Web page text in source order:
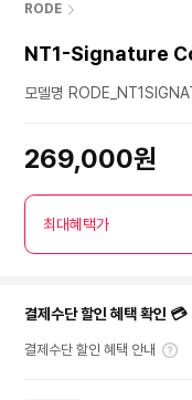
RODE
NT1-Signature
모델명
269,000원
최대혜택가
결제수단 할인 혜택 확인 💳
결제수단 할인 혜택 안내